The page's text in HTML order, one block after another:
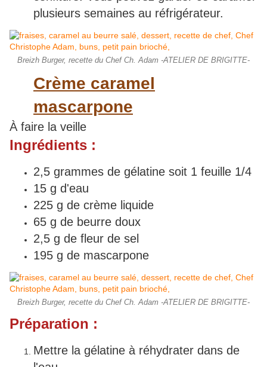
plusieurs semaines au réfrigérateur.
Breizh Burger, recette du Chef Ch. Adam -ATELIER DE BRIGITTE-
Crème caramel
mascarpone
À faire la veille
Ingrédients :
2,5 grammes de gélatine soit 1 feuille 1/4
15 g d'eau
225 g de crème liquide
65 g de beurre doux
2,5 g de fleur de sel
195 g de mascarpone
Breizh Burger, recette du Chef Ch. Adam -ATELIER DE BRIGITTE-
Préparation :
Mettre la gélatine à réhydrater dans de